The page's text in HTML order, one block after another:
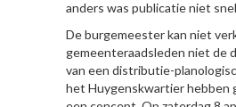
anders was publicatie niet
De burgemeester kan niet
gemeenteraadsleden niet de
van een distributie-
het Huygenskwartier hebben